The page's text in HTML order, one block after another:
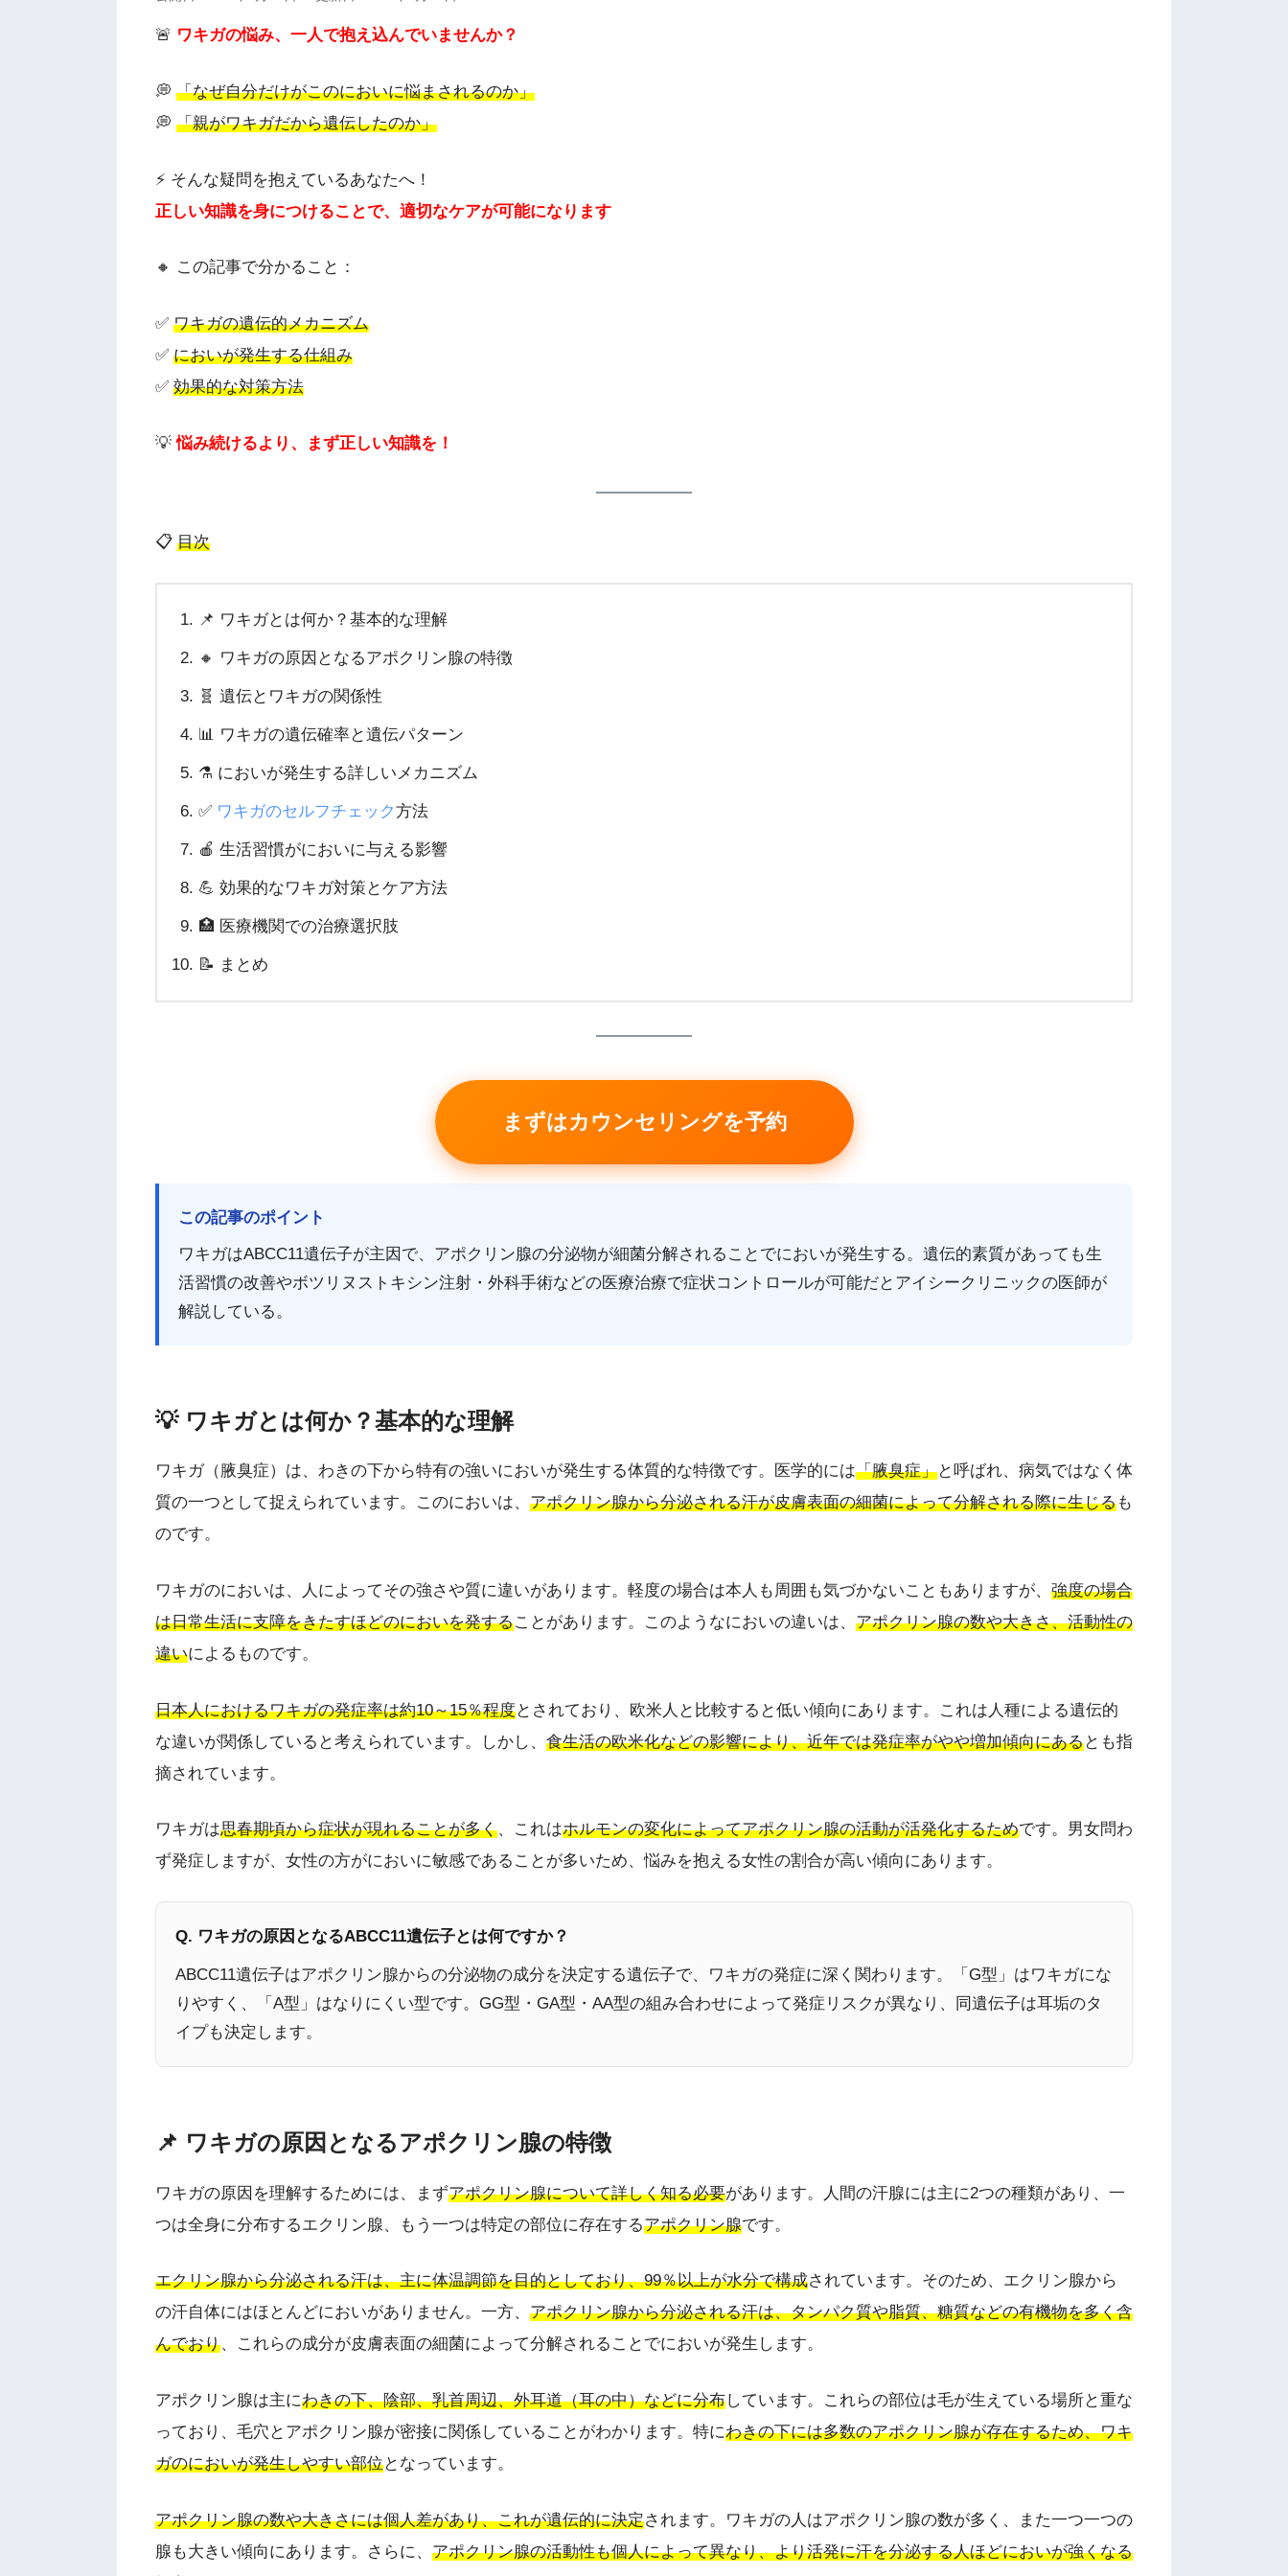
🚨 ワキガの悩み、一人で抱え込んでいませんか？
💭 「なぜ自分だけがこのにおいに悩まされるのか」
💭 「親がワキガだから遺伝したのか」
⚡ そんな疑問を抱えているあなたへ！
正しい知識を身につけることで、適切なケアが可能になります
🔸 この記事で分かること：
✅ ワキガの遺伝的メカニズム
✅ においが発生する仕組み
✅ 効果的な対策方法
💡悩み続けるより、まず正しい知識を！
📋 目次
📌 ワキガとは何か？基本的な理解
🔸 ワキガの原因となるアポクリン腺の特徴
🧬 遺伝とワキガの関係性
📊 ワキガの遺伝確率と遺伝パターン
⚗️ においが発生する詳しいメカニズム
✅ ワキガのセルフチェック方法
🍎 生活習慣がにおいに与える影響
💪 効果的なワキガ対策とケア方法
🏥 医療機関での治療選択肢
📝 まとめ
まずはカウンセリングを予約
この記事のポイント
ワキガはABCC11遺伝子が主因で、アポクリン腺の分泌物が細菌分解されることでにおいが発生する。遺伝的素質があっても生
活習慣の改善やボツリヌストキシン注射・外科手術などの医療治療で症状コントロールが可能だとアイシークリニックの医師が
解説している。
💡 ワキガとは何か？基本的な理解
ワキガ（腋臭症）は、わきの下から特有の強いにおいが発生する体質的な特徴です。医学的には「腋臭症」と呼ばれ、病気ではなく体
質の一つとして捉えられています。このにおいは、 アポクリン腺から分泌される汗が皮膚表面の細菌によって分解される際に生じるも
のです。
ワキガのにおいは、人によってその強さや質に違いがあります。軽度の場合は本人も周囲も気づかないこともありますが、 強度の場合
は日常生活に支障をきたすほどのにおいを発することがあります。このようなにおいの違いは、 アポクリン腺の数や大きさ、活動性の
違いによるものです。
日本人におけるワキガの発症率は約10～15％程度とされており、欧米人と比較すると低い傾向にあります。これは人種による遺伝的
な違いが関係していると考えられています。しかし、 食生活の欧米化などの影響により、近年では発症率がやや増加傾向にあるとも指
摘されています。
ワキガは思春期頃から症状が現れることが多く、これはホルモンの変化によってアポクリン腺の活動が活発化するためです。男女問わ
ず発症しますが、女性の方がにおいに敏感であることが多いため、悩みを抱える女性の割合が高い傾向にあります。
Q. ワキガの原因となるABCC11遺伝子とは何ですか？
ABCC11遺伝子はアポクリン腺からの分泌物の成分を決定する遺伝子で、ワキガの発症に深く関わります。「G型」はワキガにな
りやすく、「A型」はなりにくい型です。GG型・GA型・AA型の組み合わせによって発症リスクが異なり、同遺伝子は耳垢のタ
イプも決定します。
📌 ワキガの原因となるアポクリン腺の特徴
ワキガの原因を理解するためには、まずアポクリン腺について詳しく知る必要があります。人間の汗腺には主に2つの種類があり、一
つは全身に分布するエクリン腺、もう一つは特定の部位に存在するアポクリン腺です。
エクリン腺から分泌される汗は、主に体温調節を目的としており、99％以上が水分で構成されています。そのため、エクリン腺から
の汗自体にはほとんどにおいがありません。一方、 アポクリン腺から分泌される汗は、タンパク質や脂質、糖質などの有機物を多く含
んでおり、これらの成分が皮膚表面の細菌によって分解されることでにおいが発生します。
アポクリン腺は主にわきの下、陰部、乳首周辺、外耳道（耳の中）などに分布しています。これらの部位は毛が生えている場所と重な
っており、毛穴とアポクリン腺が密接に関係していることがわかります。特にわきの下には多数のアポクリン腺が存在するため、ワキ
ガのにおいが発生しやすい部位となっています。
アポクリン腺の数や大きさには個人差があり、これが遺伝的に決定されます。ワキガの人はアポクリン腺の数が多く、また一つ一つの
腺も大きい傾向にあります。さらに、 アポクリン腺の活動性も個人によって異なり、より活発に汗を分泌する人ほどにおいが強くなる